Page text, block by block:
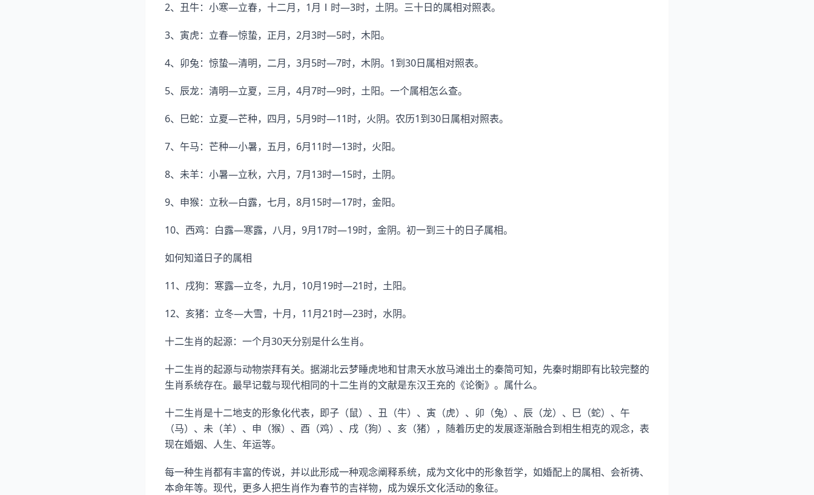
2、丑牛：小寒—立春，十二月，1月Ⅰ时—3时，土阴。三十日的属相对照表。
3、寅虎：立春—惊蛰，正月，2月3时—5时，木阳。
4、卯兔：惊蛰—清明，二月，3月5时—7时，木阴。1到30日属相对照表。
5、辰龙：清明—立夏，三月，4月7时—9时，土阳。一个属相怎么查。
6、巳蛇：立夏—芒种，四月，5月9时—11时，火阴。农历1到30日属相对照表。
7、午马：芒种—小暑，五月，6月11时—13时，火阳。
8、未羊：小暑—立秋，六月，7月13时—15时，土阴。
9、申猴：立秋—白露，七月，8月15时—17时，金阳。
10、西鸡：白露—寒露，八月，9月17时—19时，金阴。初一到三十的日子属相。
如何知道日子的属相
11、戌狗：寒露—立冬，九月，10月19时—21时，土阳。
12、亥猪：立冬—大雪，十月，11月21时—23时，水阴。
十二生肖的起源：一个月30天分别是什么生肖。
十二生肖的起源与动物崇拜有关。据湖北云梦睡虎地和甘肃天水放马滩出土的秦简可知，先秦时期即有比较完整的
生肖系统存在。最早记载与现代相同的十二生肖的文献是东汉王充的《论衡》。属什么。
十二生肖是十二地支的形象化代表，即子（鼠）、丑（牛）、寅（虎）、卯（兔）、辰（龙）、巳（蛇）、午
（马）、未（羊）、申（猴）、酉（鸡）、戌（狗）、亥（猪），随着历史的发展逐渐融合到相生相克的观念，表
现在婚姻、人生、年运等。
每一种生肖都有丰富的传说，并以此形成一种观念阐释系统，成为文化中的形象哲学，如婚配上的属相、会祈祷、
本命年等。现代，更多人把生肖作为春节的吉祥物，成为娱乐文化活动的象征。